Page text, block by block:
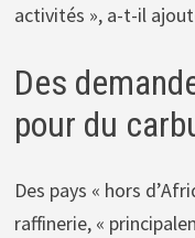
activités », a-t-il
Des
pour du
Des pays « hors
raffinerie, «